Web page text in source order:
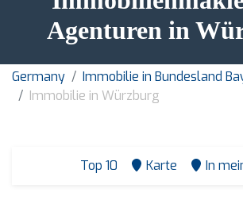
Agenturen in
Germany
Immobilie in Bundesland
Immobilie in Würzburg
Top 10 Karte In